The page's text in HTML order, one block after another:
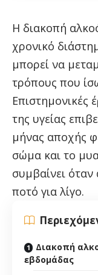
Η διακοπή
χρονικό
μπορεί να
τρόπους που
Επιστημονικές
της υγείας
μήνας αποχής
σώμα και το
συμβαίνει όταν
ποτό για λίγο.
Διακοπή
εβδομάδας